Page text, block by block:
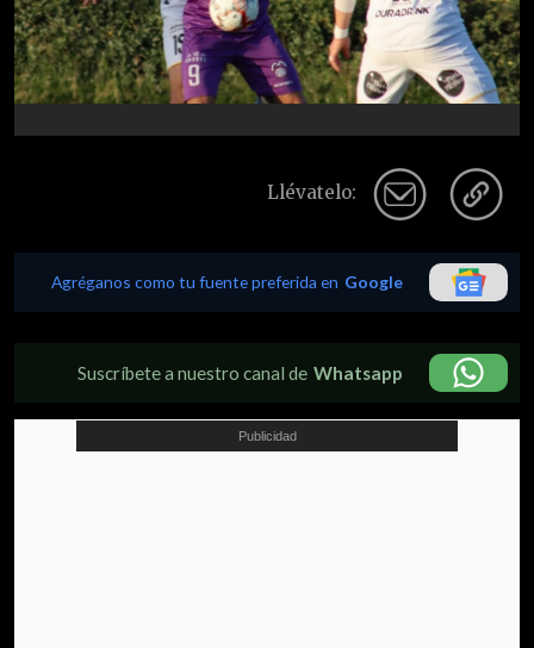
Llévatelo:
Agréganos como tu fuente preferida en Google
Suscríbete a nuestro canal de Whatsapp